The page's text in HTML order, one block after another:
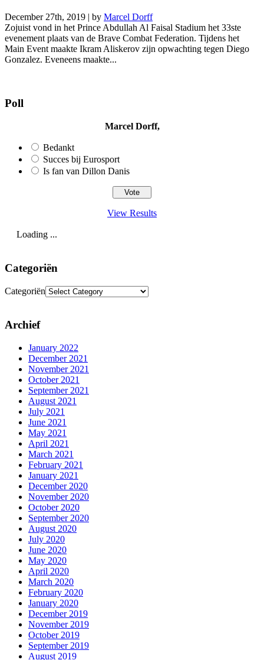
December 27th, 2019 | by Marcel Dorff
Zojuist vond in het Prince Abdullah Al Faisal Stadium het 33ste
evenement plaats van de Brave Combat Federation. Tijdens het
Main Event maakte Ikram Aliskerov zijn opwachting tegen Diego
Gonzalez. Eveneens maakte...
Poll
Marcel Dorff,
Bedankt
Succes bij Eurosport
Is fan van Dillon Danis
View Results
Loading ...
Categoriën
Categoriën
Archief
January 2022
December 2021
November 2021
October 2021
September 2021
August 2021
July 2021
June 2021
May 2021
April 2021
March 2021
February 2021
January 2021
December 2020
November 2020
October 2020
September 2020
August 2020
July 2020
June 2020
May 2020
April 2020
March 2020
February 2020
January 2020
December 2019
November 2019
October 2019
September 2019
August 2019